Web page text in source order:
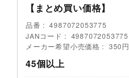
【まとめ買い価格】
品番
4987072053775
JANコード
4987072053775
メーカー希望小売価格
350円
45個以上